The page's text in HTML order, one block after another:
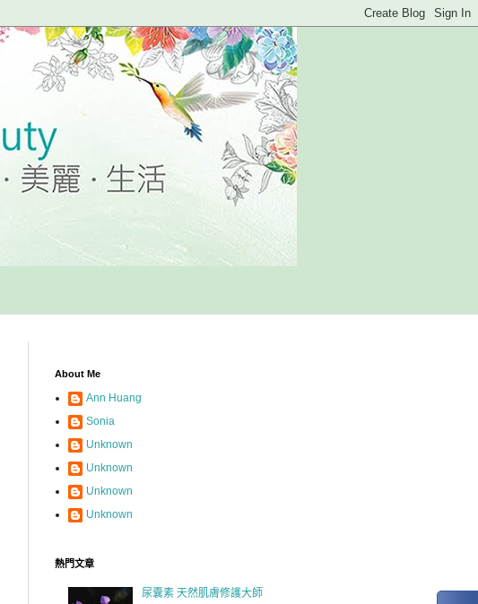
About Me
Ann Huang
Sonia
Unknown
Unknown
Unknown
Unknown
熱門文章
尿囊素 天然肌膚修護大師